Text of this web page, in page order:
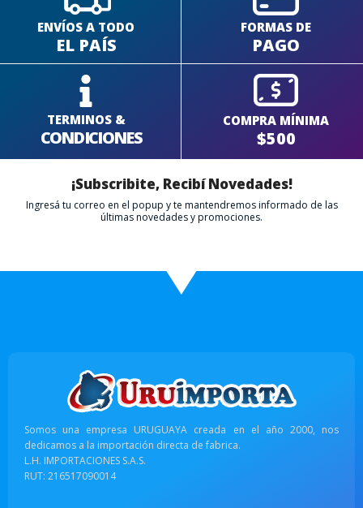
ENVÍOS A TODO
EL PAÍS
FORMAS DE
PAGO
TERMINOS &
CONDICIONES
COMPRA MÍNIMA
$500
¡Subscribite, Recibí Novedades!
Ingresá tu correo en el popup y te mantendremos informado de las
últimas novedades y promociones.
Somos una empresa URUGUAYA creada en el año 2000, nos
dedicamos a la importación directa de fabrica.
L.H. IMPORTACIONES S.A.S.
RUT: 216517090014